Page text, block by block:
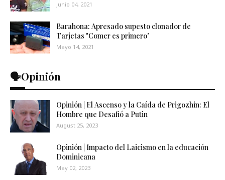
Junio 04, 2021
Barahona: Apresado supesto clonador de
Tarjetas "Comer es primero"
Mayo 14, 2021
🗣️Opinión
Opinión | El Ascenso y la Caída de Prigozhin: El
Hombre que Desafió a Putin
August 25, 2023
Opinión | Impacto del Laicismo en la educación
Dominicana
May 02, 2023